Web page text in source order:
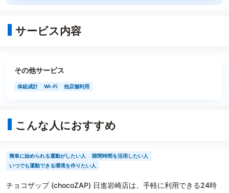
サービス内容
その他サービス
体組成計 Wi-Fi 他店舗利用
こんな人におすすめ
簡単に始められる運動がしたい人
隙間時間を活用したい人
いつでも運動できる環境を作りたい人
チョコザップ (chocoZAP) 日進岩崎店は、手軽に利用できる24時